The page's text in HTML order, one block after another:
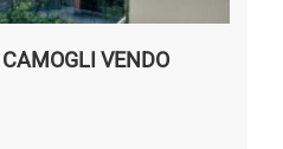
VENDO